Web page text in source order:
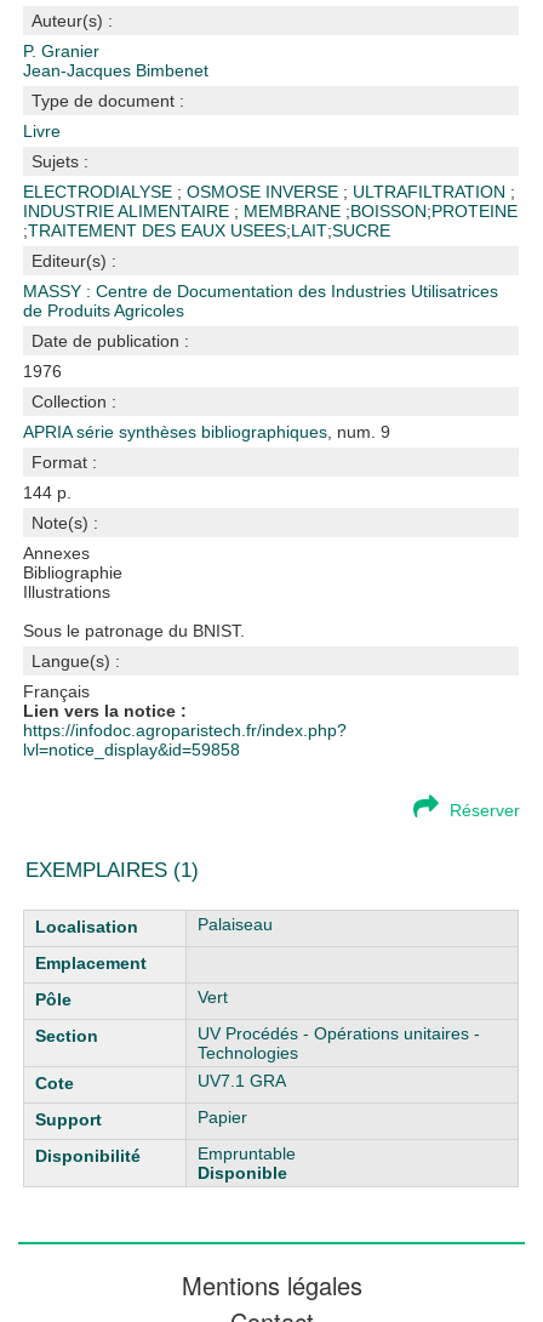
Auteur(s) :
P. Granier
Jean-Jacques Bimbenet
Type de document :
Livre
Sujets :
ELECTRODIALYSE ;OSMOSE INVERSE ; ULTRAFILTRATION ;
INDUSTRIE ALIMENTAIRE ; MEMBRANE ;BOISSON;PROTEINE
;TRAITEMENT DES EAUX USEES;LAIT;SUCRE
Editeur(s) :
MASSY : Centre de Documentation des Industries Utilisatrices
de Produits Agricoles
Date de publication :
1976
Collection :
APRIA série synthèses bibliographiques , num. 9
Format :
144 p.
Note(s) :
Annexes
Bibliographie
Illustrations
Sous le patronage du BNIST.
Langue(s) :
Français
Lien vers la notice :
https://infodoc.agroparistech.fr/index.php?
lvl=notice_display&id=59858
Réserver
EXEMPLAIRES (1)
Liste des exemplaires Palaiseau
Vert
UV Procédés - Opérations unitaires -
Technologies
UV7.1 GRA
Papier
Empruntable
Disponible
Mentions légales